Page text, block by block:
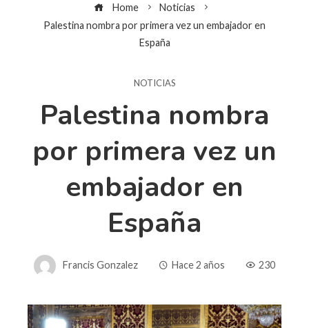
Home
Noticias
Palestina nombra por primera vez un embajador en
España
NOTICIAS
Palestina nombra
por primera vez un
embajador en
España
Francis Gonzalez Hace 2 años 230